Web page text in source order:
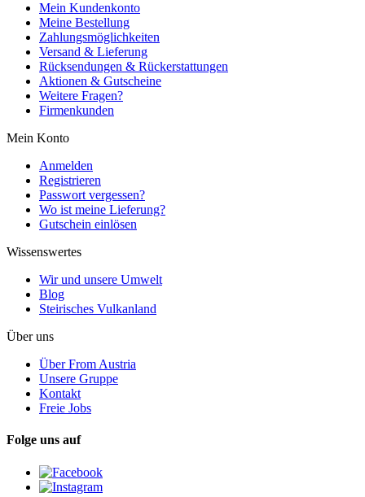
Mein Kundenkonto
Meine Bestellung
Zahlungsmöglichkeiten
Versand & Lieferung
Rücksendungen & Rückerstattungen
Aktionen & Gutscheine
Weitere Fragen?
Firmenkunden
Mein Konto
Anmelden
Registrieren
Passwort vergessen?
Wo ist meine Lieferung?
Gutschein einlösen
Wissenswertes
Wir und unsere Umwelt
Blog
Steirisches Vulkanland
Über uns
Über From Austria
Unsere Gruppe
Kontakt
Freie Jobs
Folge uns auf